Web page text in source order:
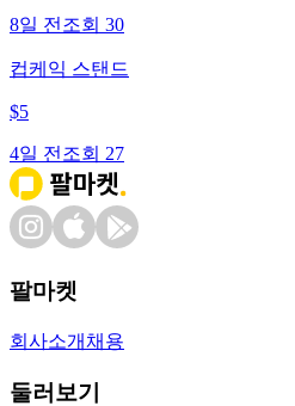
8일 전 조회 30
컵케익 스탠드
$5
4일 전 조회 27
팔마켓
회사소개 채용
둘러보기